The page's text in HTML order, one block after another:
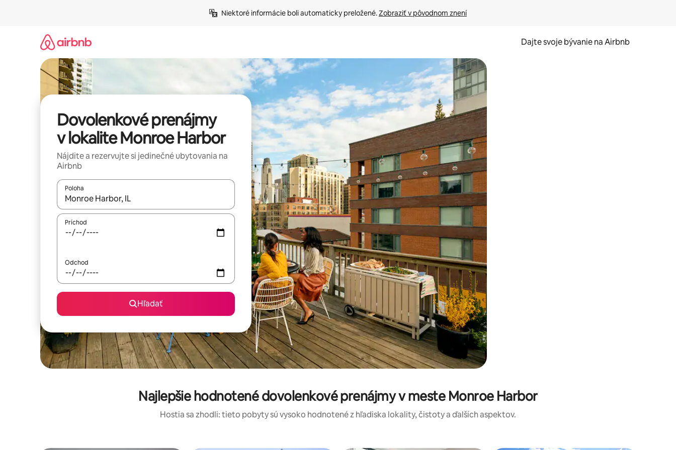
Niektoré informácie boli automaticky preložené. Zobraziť v pôvodnom znení
Dajte svoje bývanie na Airbnb
Dovolenkové prenájmy
v lokalite Monroe Harbor
Nájdite a rezervujte si jedinečné ubytovania na
Airbnb
Poloha
Keď budú výsledky k dispozícii, môžete si ich prechádzať pomocou klávesov so šípkami nahor a nadol alebo ich preskúmať pomocou dotykových gest či potiahnutia prstom.
Príchod
Odchod
Hľadať
Najlepšie hodnotené dovolenkové prenájmy v meste Monroe Harbor
Hostia sa zhodli: tieto pobyty sú vysoko hodnotené z hľadiska lokality, čistoty a ďalších aspektov.